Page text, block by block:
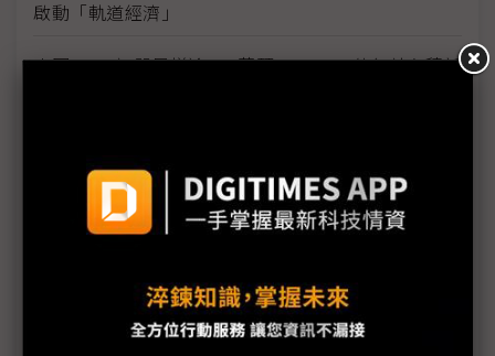
啟動「軌道經濟」
中國H200訂單暴增逾200萬顆 NVIDIA傳急敲台積新
入NVIDIA
川普10萬美元H-1B簽證費用爭議延燒 美國商會提起
魏哲家自嘲含淚打造台積美廠 NYT剖析1.8萬條法規
如何綁住晶圓代工龍頭手腳